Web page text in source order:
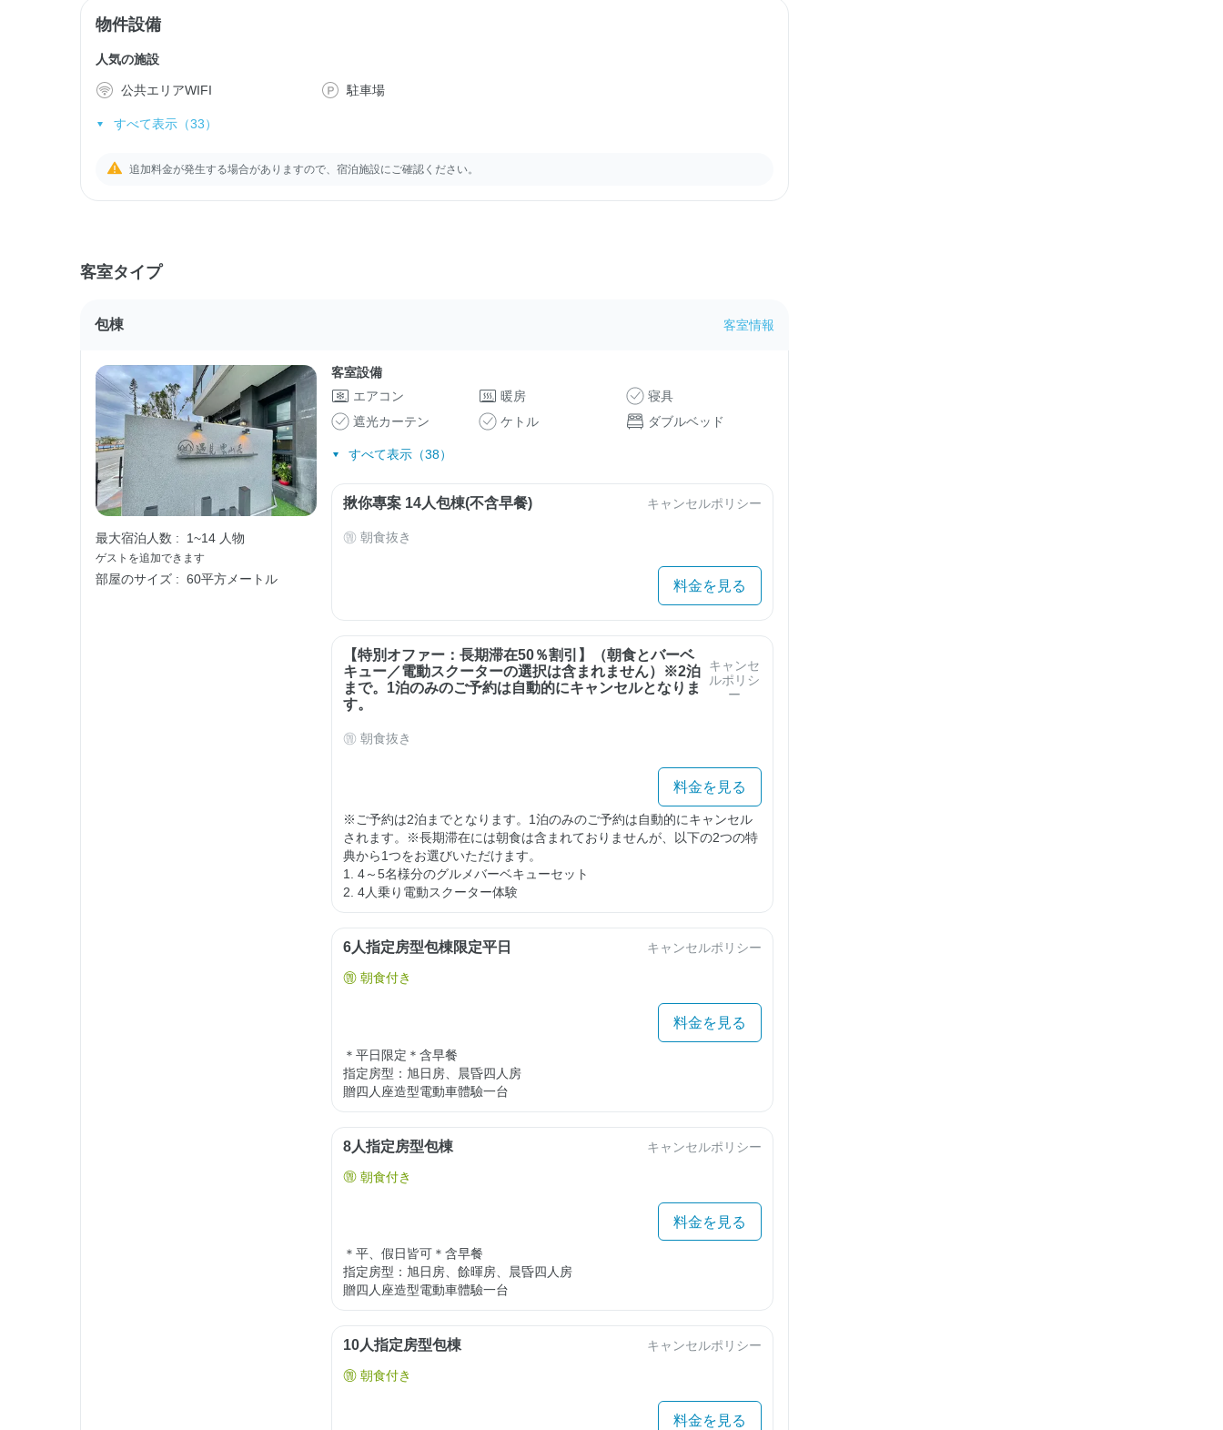
物件設備
人気の施設
公共エリアWIFI 駐車場
すべて表示（33）
追加料金が発生する場合がありますので、宿泊施設にご確認ください。
客室タイプ
包棟 客室情報
最大宿泊人数 : 1~14 人物
ゲストを追加できます
部屋のサイズ : 60平方メートル
客室設備
エアコン
暖房
寝具
遮光カーテン
ケトル ダブルベッド
すべて表示（38）
揪你專案 14人包棟(不含早餐) キャンセルポリシー
朝食抜き
料金を見る
【特別オファー：長期滞在50％割引】（朝食とバーベ
キュー／電動スクーターの選択は含まれません）※2泊
まで。1泊のみのご予約は自動的にキャンセルとなりま
す。
キャンセ
ルポリシ
ー
朝食抜き
料金を見る
※ご予約は2泊までとなります。1泊のみのご予約は自動的にキャンセル
されます。※長期滞在には朝食は含まれておりませんが、以下の2つの特
典から1つをお選びいただけます。
1. 4～5名様分のグルメバーベキューセット
2. 4人乗り電動スクーター体験
6人指定房型包棟限定平日 キャンセルポリシー
朝食付き
料金を見る
＊平日限定＊含早餐
指定房型：旭日房、晨昏四人房
贈四人座造型電動車體驗一台
8人指定房型包棟 キャンセルポリシー
朝食付き
料金を見る
＊平、假日皆可＊含早餐
指定房型：旭日房、餘暉房、晨昏四人房
贈四人座造型電動車體驗一台
10人指定房型包棟 キャンセルポリシー
朝食付き
料金を見る